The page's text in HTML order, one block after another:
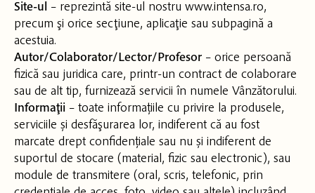
Site-ul – reprezintă site-ul nostru www.intensa.ro,
precum şi orice secţiune, aplicaţie sau subpagină a
acestuia.
Autor/Colaborator/Lector/Profesor – orice persoană
fizică sau juridica care, printr-un contract de colaborare
sau de alt tip, furnizează servicii în numele Vânzătorului.
Informaţii – toate informațiile cu privire la produsele,
serviciile și desfăşurarea lor, indiferent că au fost
marcate drept confidențiale sau nu și indiferent de
suportul de stocare (material, fizic sau electronic), sau
module de transmitere (oral, scris, telefonic, prin